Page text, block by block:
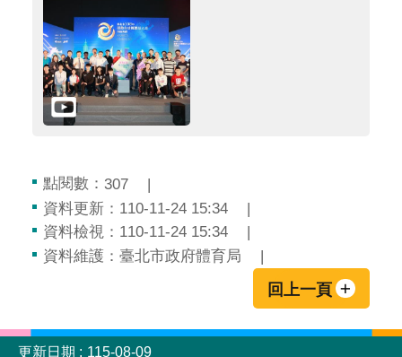
點閱數： 307
資料更新：110-11-24 15:34
資料檢視：110-11-24 15:34
資料維護：臺北市政府體育局
回上一頁
:::
更新日期
115-08-09